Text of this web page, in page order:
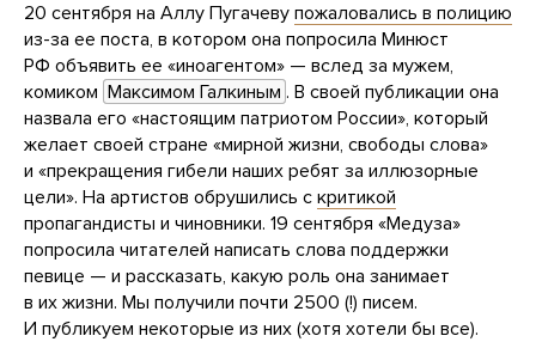
20 сентября на Аллу Пугачеву пожаловались в полицию
из-за ее поста, в котором она попросила Минюст
РФ объявить ее «иноагентом» — вслед за мужем,
комиком Максимом Галкиным . В своей публикации она
назвала его «настоящим патриотом России», который
желает своей стране «мирной жизни, свободы слова»
и «прекращения гибели наших ребят за иллюзорные
цели». На артистов обрушились с критикой
пропагандисты и чиновники. 19 сентября «Медуза»
попросила читателей написать слова поддержки
певице — и рассказать, какую роль она занимает
в их жизни. Мы получили почти 2500 (!) писем.
И публикуем некоторые из них (хотя хотели бы все).